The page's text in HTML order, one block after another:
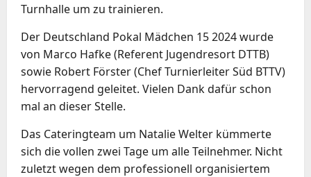
Turnhalle um zu trainieren.
Der Deutschland Pokal Mädchen 15 2024 wurde
von Marco Hafke (Referent Jugendresort DTTB)
sowie Robert Förster (Chef Turnierleiter Süd BTTV)
hervorragend geleitet. Vielen Dank dafür schon
mal an dieser Stelle.
Das Cateringteam um Natalie Welter kümmerte
sich die vollen zwei Tage um alle Teilnehmer. Nicht
zuletzt wegen dem professionell organisiertem